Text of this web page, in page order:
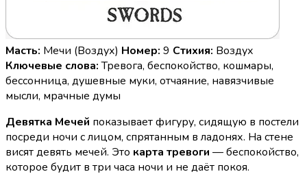
Масть: Мечи (Воздух) Номер: 9 Стихия: Воздух
Ключевые слова:Тревога, беспокойство, кошмары,
бессонница, душевные муки, отчаяние, навязчивые
мысли, мрачные думы
Девятка Мечей показывает фигуру, сидящую в постели
посреди ночи с лицом, спрятанным в ладонях. На стене
висят девять мечей. Это карта тревоги — беспокойство,
которое будит в три часа ночи и не даёт покоя.